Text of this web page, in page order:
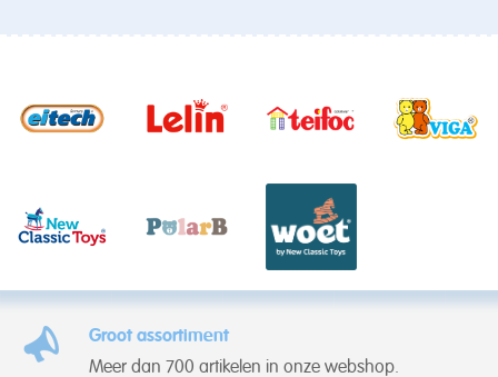
Groot assortiment
Meer dan 700 artikelen in onze webshop.